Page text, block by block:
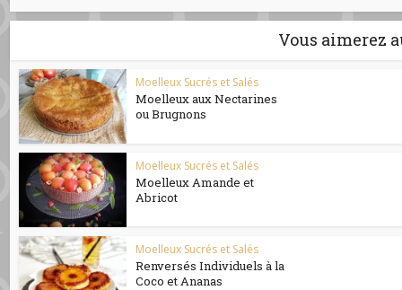
Vous aimerez
Moelleux Sucrés et Salés
Moelleux aux Nectarines
ou Brugnons
Moelleux Sucrés et Salés
Moelleux Amande et
Abricot
Moelleux Sucrés et Salés
Renversés Individuels à la
Coco et Ananas